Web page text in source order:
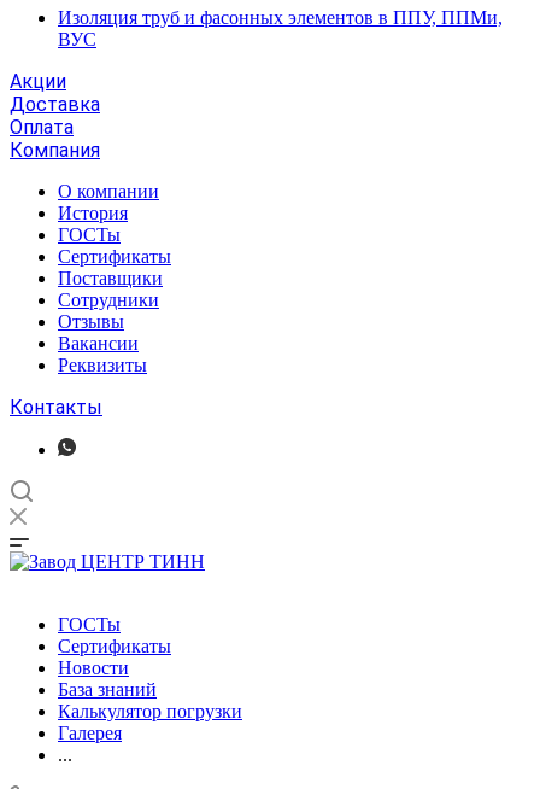
Изоляция труб и фасонных элементов в ППУ, ППМи,
ВУС
Акции
Доставка
Оплата
Компания
О компании
История
ГОСТы
Сертификаты
Поставщики
Сотрудники
Отзывы
Вакансии
Реквизиты
Контакты
ГОСТы
Сертификаты
Новости
База знаний
Калькулятор погрузки
Галерея
...